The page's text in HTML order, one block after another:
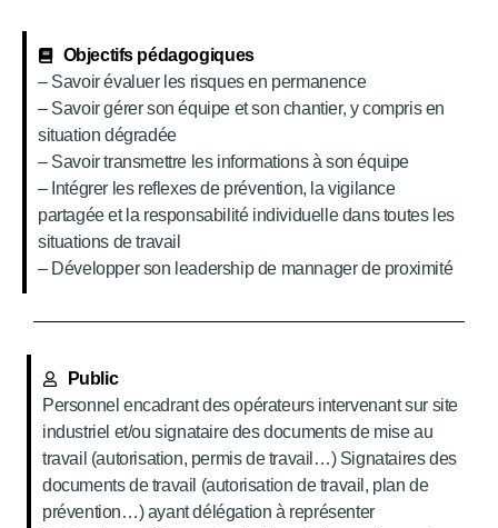
Objectifs pédagogiques
– Savoir évaluer les risques en permanence
– Savoir gérer son équipe et son chantier, y compris en
situation dégradée
– Savoir transmettre les informations à son équipe
– Intégrer les reflexes de prévention, la vigilance
partagée et la responsabilité individuelle dans toutes les
situations de travail
– Développer son leadership de mannager de proximité
Public
Personnel encadrant des opérateurs intervenant sur site
industriel et/ou signataire des documents de mise au
travail (autorisation, permis de travail…) Signataires des
documents de travail (autorisation de travail, plan de
prévention…) ayant délégation à représenter